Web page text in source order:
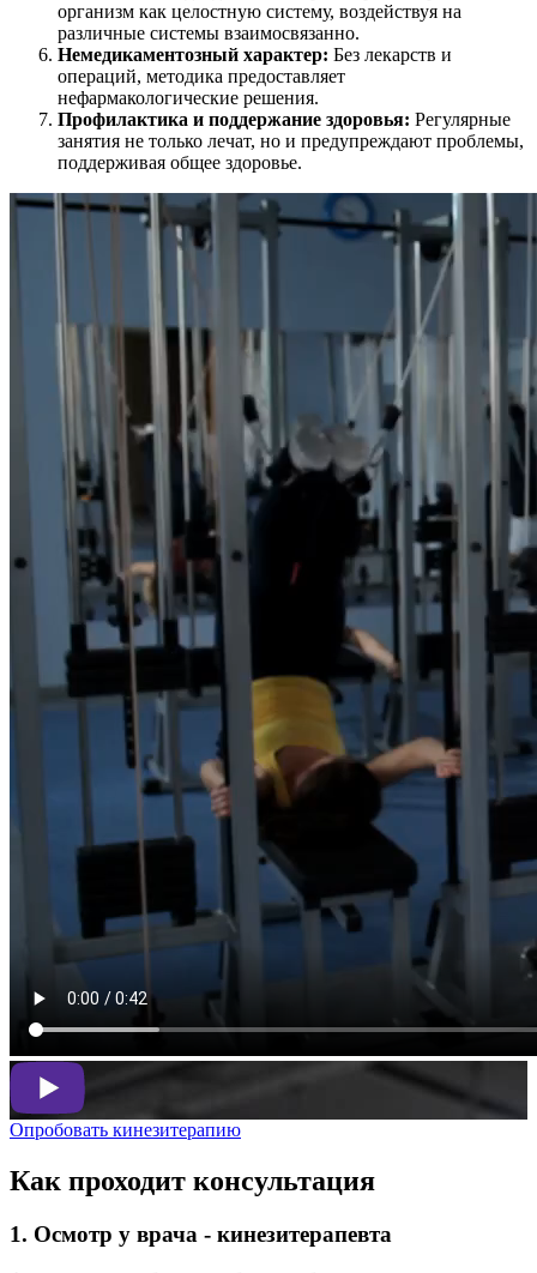
организм как целостную систему, воздействуя на
различные системы взаимосвязанно.
Немедикаментозный характер: Без лекарств и
операций, методика предоставляет
нефармакологические решения.
Профилактика и поддержание здоровья: Регулярные
занятия не только лечат, но и предупреждают проблемы,
поддерживая общее здоровье.
Опробовать кинезитерапию
Как проходит консультация
1. Осмотр у врача - кинезитерапевта